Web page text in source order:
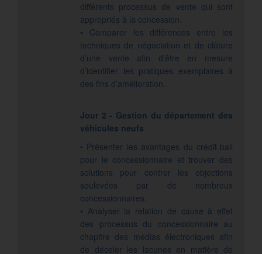
différents processus de vente qui sont
appropriés à la concession.
• Comparer les différences entre les
techniques de négociation et de clôture
d’une vente afin d’être en mesure
d’identifier les pratiques exemplaires à
des fins d’amélioration.
Jour 2 - Gestion du département des
véhicules neufs
• Présenter les avantages du crédit-bail
pour le concessionnaire et trouver des
solutions pour contrer les objections
soulevées par de nombreux
concessionnaires.
• Analyser la relation de cause à effet
des processus du concessionnaire au
chapitre des médias électroniques afin
de déceler les lacunes en matière de